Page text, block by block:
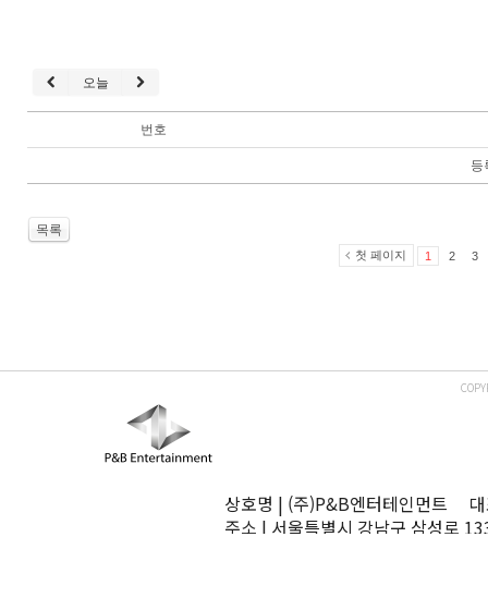
오늘
번호
등
목록
첫 페이지 1 2 3
상호명 | (주)P&B엔터테인먼트
주소 | 서울특별시 강남구 삼성로